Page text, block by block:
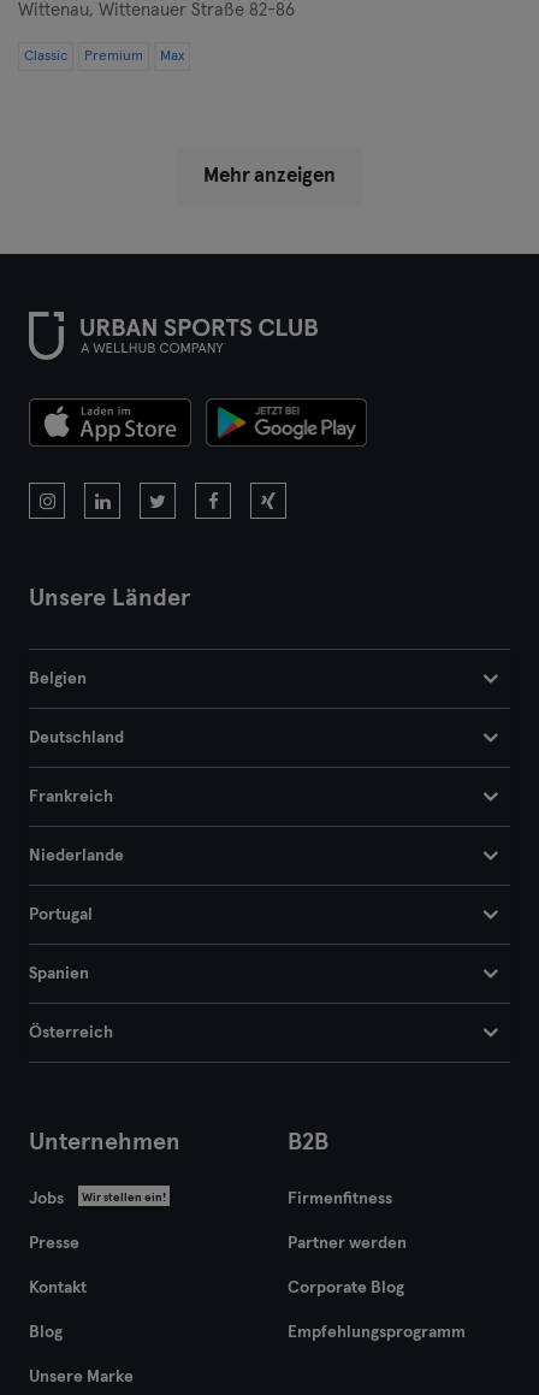
Wittenau, Wittenauer Straße 82-86
Classic Premium Max
Mehr anzeigen
Unsere Länder
Belgien
Deutschland
Frankreich
Niederlande
Portugal
Spanien
Österreich
Unternehmen
Jobs Wir stellen ein!
Presse
Kontakt
Blog
Unsere Marke
B2B
Firmenfitness
Partner werden
Corporate Blog
Empfehlungsprogramm